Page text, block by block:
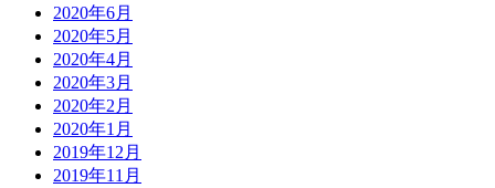
2020年6月
2020年5月
2020年4月
2020年3月
2020年2月
2020年1月
2019年12月
2019年11月